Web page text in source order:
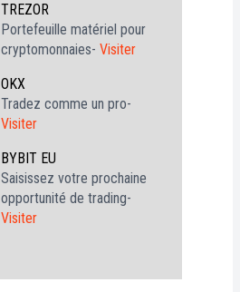
TREZOR
Portefeuille matériel pour
cryptomonnaies- Visiter
OKX
Tradez comme un pro-
Visiter
BYBIT EU
Saisissez votre prochaine
opportunité de trading-
Visiter